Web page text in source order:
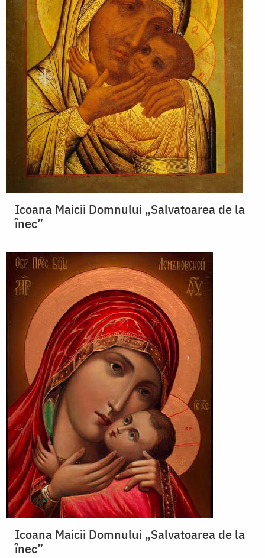
Icoana Maicii Domnului „Salvatoarea de la
înec”
Icoana Maicii Domnului „Salvatoarea de la
înec”